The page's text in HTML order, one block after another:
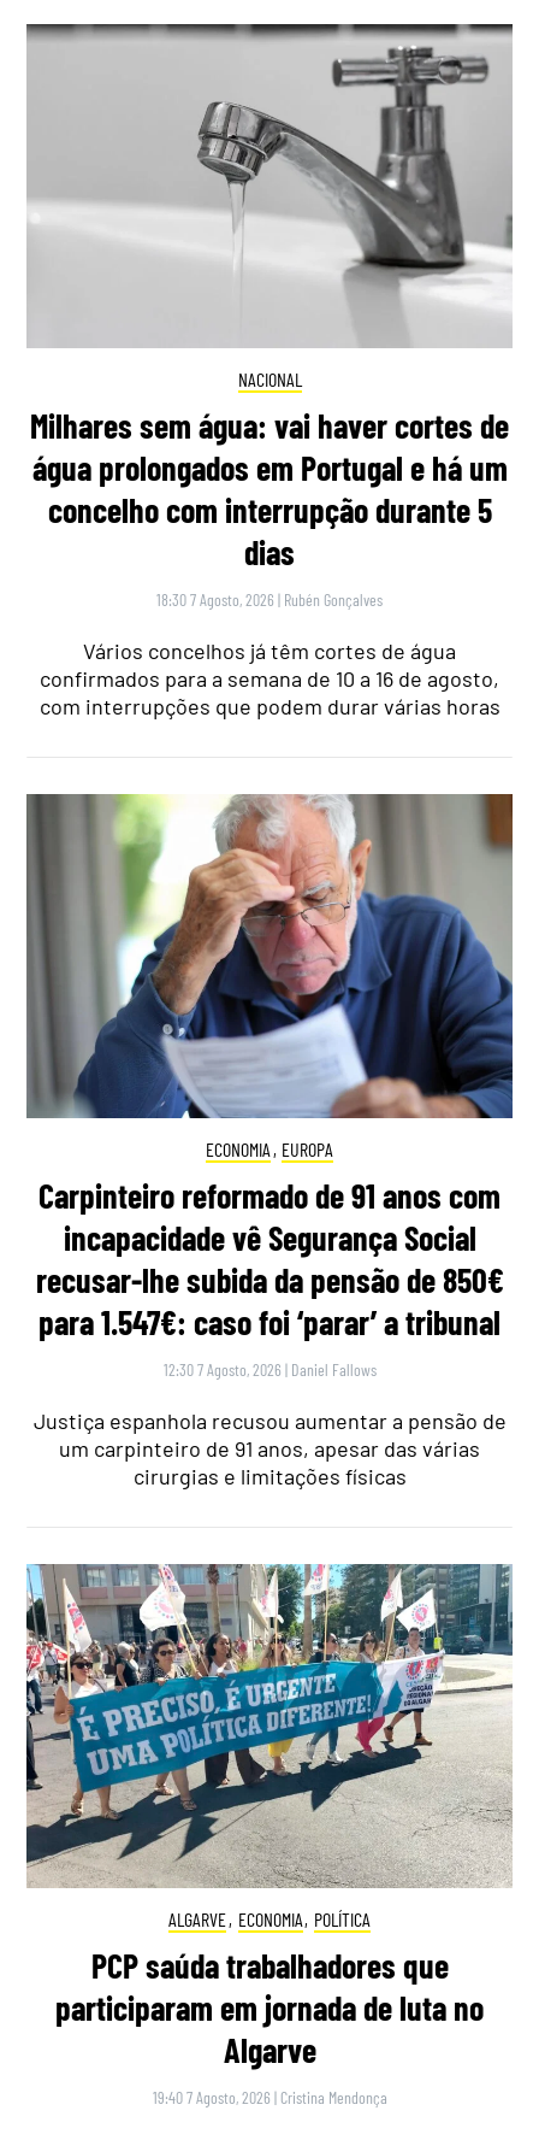
NACIONAL
Milhares sem água: vai haver cortes de
água prolongados em Portugal e há um
concelho com interrupção durante 5
dias
18:30 7 Agosto, 2026 | Rubén Gonçalves
Vários concelhos já têm cortes de água
confirmados para a semana de 10 a 16 de agosto,
com interrupções que podem durar várias horas
ECONOMIA , EUROPA
Carpinteiro reformado de 91 anos com
incapacidade vê Segurança Social
recusar-lhe subida da pensão de 850€
para 1.547€: caso foi ‘parar’ a tribunal
12:30 7 Agosto, 2026 | Daniel Fallows
Justiça espanhola recusou aumentar a pensão de
um carpinteiro de 91 anos, apesar das várias
cirurgias e limitações físicas
ALGARVE, ECONOMIA, POLÍTICA
PCP saúda trabalhadores que
participaram em jornada de luta no
Algarve
19:40 7 Agosto, 2026 | Cristina Mendonça